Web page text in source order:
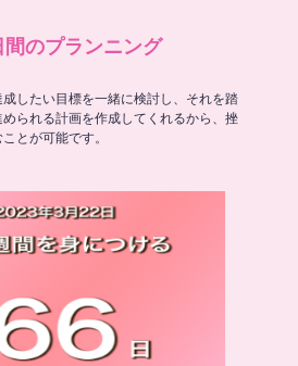
のプランニング
したい目標を一緒に検討し、それを踏
られる計画を作成してくれるから、挫
とが可能です。